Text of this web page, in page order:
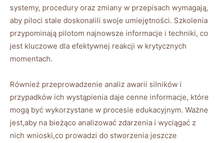
systemy, procedury⁤ oraz zmiany w przepisach wymagają,
aby piloci stale doskonalili swoje umiejętności. ⁣Szkolenia⁣
przypominają pilotom najnowsze informacje‍ i techniki, co
jest kluczowe dla efektywnej reakcji w‌ krytycznych
momentach.
Również przeprowadzenie analiz awarii silników i
przypadków ich wystąpienia daje cenne informacje,⁣ które
mogą być wykorzystane w procesie ⁣edukacyjnym. Ważne
jest,aby ⁤na⁢ bieżąco analizować zdarzenia i wyciągać z
nich wnioski,co prowadzi do stworzenia jeszcze